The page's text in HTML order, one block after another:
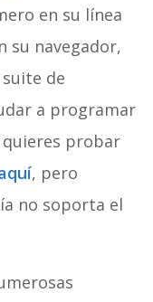
en su línea
su navegador,
de
a programar
probar
, pero
no soporta el